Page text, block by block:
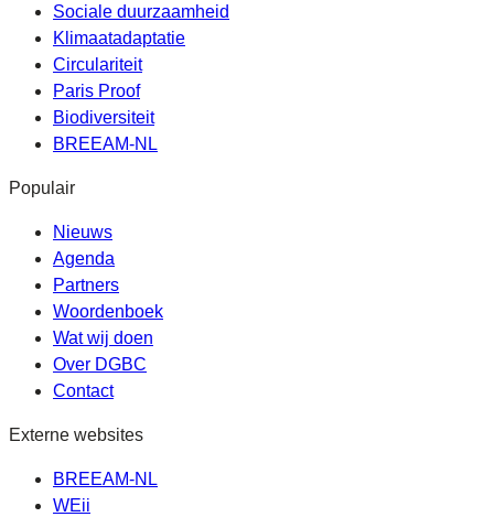
Sociale duurzaamheid
Klimaatadaptatie
Circulariteit
Paris Proof
Biodiversiteit
BREEAM-NL
Populair
Nieuws
Agenda
Partners
Woordenboek
Wat wij doen
Over DGBC
Contact
Externe websites
BREEAM-NL
WEii